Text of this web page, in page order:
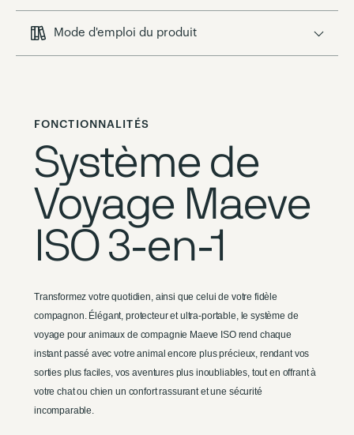
Mode d'emploi du produit
FONCTIONNALITÉS
Système de
Voyage Maeve
ISO 3-en-1
Transformez votre quotidien, ainsi que celui de votre fidèle
compagnon. Élégant, protecteur et ultra-portable, le système de
voyage pour animaux de compagnie Maeve ISO rend chaque
instant passé avec votre animal encore plus précieux, rendant vos
sorties plus faciles, vos aventures plus inoubliables, tout en offrant à
votre chat ou chien un confort rassurant et une sécurité
incomparable.